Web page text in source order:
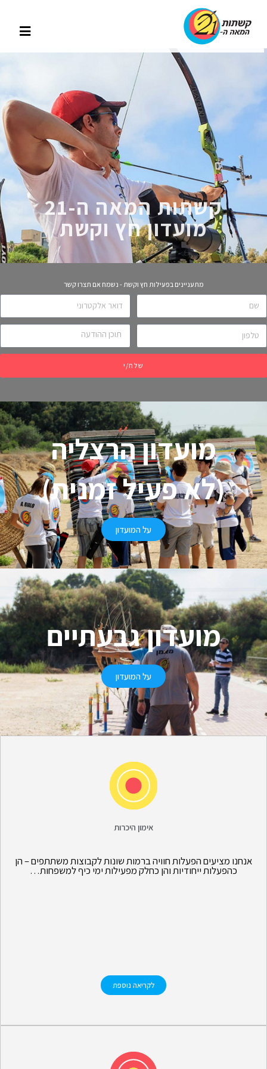
קשתות המאה ה-21
מועדון חץ וקשת
מתעניינים בפעילות חץ וקשת - נשמח אם תצרו קשר
שלח/י
מועדון הרצליה
(לא פעיל זמנית)
על המועדון
מועדון גבעתיים
על המועדון
אימון היכרות
אנחנו מציעים הפעלות חוויה ברמות שונות לקבוצות משתתפים – הן
כהפעלות ייחודיות והן כחלק מפעילות ימי כיף למשפחות…
לקריאה נוספת